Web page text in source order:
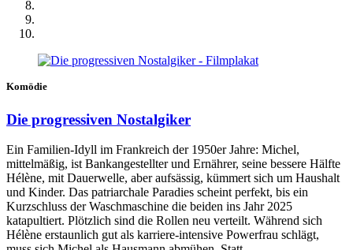
Komödie
Die progressiven Nostalgiker
Ein Familien-Idyll im Frankreich der 1950er Jahre: Michel,
mittelmäßig, ist Bankangestellter und Ernährer, seine bessere Hälfte
Hélène, mit Dauerwelle, aber aufsässig, kümmert sich um Haushalt
und Kinder. Das patriarchale Paradies scheint perfekt, bis ein
Kurzschluss der Waschmaschine die beiden ins Jahr 2025
katapultiert. Plötzlich sind die Rollen neu verteilt. Während sich
Hélène erstaunlich gut als karriere-intensive Powerfrau schlägt,